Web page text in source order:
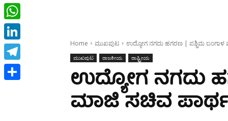
Home ಮುಖಪುಟ ಉದ್ಯೋಗ ನಗದು ಹಗರಣ | ಪಶ್ಚಿಮ
ಮುಖಪುಟ ರಾಜಕೀಯ ರಾಷ್ಟ್ರೀಯ
ಉದ್ಯೋಗ ನಗದು
ಮಾಜಿ ಸಚಿವ
Twitter
WhatsApp
LinkedIn
Telegram